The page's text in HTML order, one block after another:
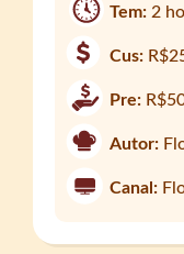
Tem: 2
Cus:
Pre:
Autor:
Canal: